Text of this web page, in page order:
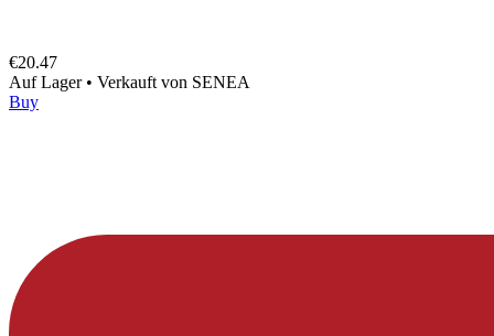
€20.47
Auf Lager • Verkauft von SENEA
Buy